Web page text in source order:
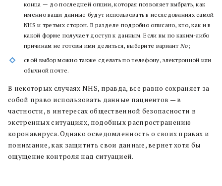
конца — до последней опции, которая позволяет выбрать, как
именно ваши данные будут использовать в исследованиях самой
NHS и третьих сторон. В разделе подробно описано, кто, как и в
какой форме получает доступ к данным. Если вы по каким-либо
причинам не готовы ими делиться, выберите вариант No;
свой выбор можно также сделать по телефону, электронной или
обычной почте.
В некоторых случаях NHS, правда, все равно сохраняет за
собой право использовать данные пациентов — в
частности, в интересах общественной безопасности в
экстренных ситуациях, подобных распространению
коронавируса. Однако осведомленность о своих правах и
понимание, как защитить свои данные, вернет хотя бы
ощущение контроля над ситуацией.